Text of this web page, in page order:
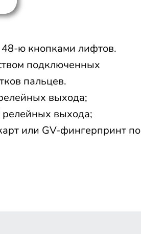
ю кнопками лифтов.
подключенных
пальцев.
выхода;
выхода;
или GV-фингерпринт по